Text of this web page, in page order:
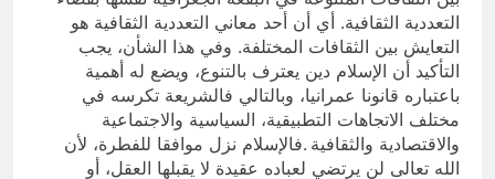
التعددية الثقافية. أي أن أحد معاني التعددية الثقافية هو
التعايش بين الثقافات المختلفة. وفي هذا الشأن، يجب
التأكيد أن الإسلام دين يعترف بالتنوع، ويضع له أهمية
باعتباره قانونا عمرانيا، وبالتالي فالشريعة تكرسه في
مختلف الاتجاهات التطبيقية، السياسية والاجتماعية
والاقتصادية والثقافية .فالإسلام نزل موافقا للفطرة، لأن
الله تعالى لن يرتضي لعباده عقيدة لا يقبلها العقل، أو